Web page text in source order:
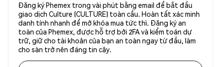
Đăng ký Phemex trong vài phút bằng email để bắt đầu
giao dịch Culture (CULTURE) toàn cầu. Hoàn tất xác minh
danh tính nhanh để mở khóa mua tức thì. Đăng ký an
toàn của Phemex, được hỗ trợ bởi 2FA và kiểm toán dự
trữ, giữ cho tài khoản của bạn an toàn ngay từ đầu, làm
cho sàn trở nên đáng tin cậy.